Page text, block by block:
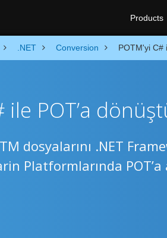
Products
.NET Conversion POTM'yi C#
ile POT’a
dosyalarını .NET
Platformlarında POT’a